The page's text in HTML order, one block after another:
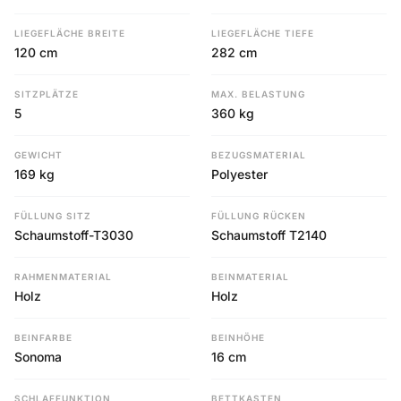
LIEGEFLÄCHE BREITE
120 cm
LIEGEFLÄCHE TIEFE
282 cm
SITZPLÄTZE
5
MAX. BELASTUNG
360 kg
GEWICHT
169 kg
BEZUGSMATERIAL
Polyester
FÜLLUNG SITZ
Schaumstoff-T3030
FÜLLUNG RÜCKEN
Schaumstoff T2140
RAHMENMATERIAL
Holz
BEINMATERIAL
Holz
BEINFARBE
Sonoma
BEINHÖHE
16 cm
SCHLAFFUNKTION BETTKASTEN